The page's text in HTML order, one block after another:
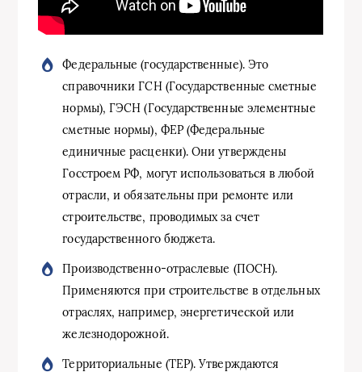
Федеральные (государственные). Это
справочники ГСН (Государственные сметные
нормы), ГЭСН (Государственные элементные
сметные нормы), ФЕР (Федеральные
единичные расценки). Они утверждены
Госстроем РФ, могут использоваться в любой
отрасли, и обязательны при ремонте или
строительстве, проводимых за счет
государственного бюджета.
Производственно-отраслевые (ПОСН).
Применяются при строительстве в отдельных
отраслях, например, энергетической или
железнодорожной.
Территориальные (ТЕР). Утверждаются